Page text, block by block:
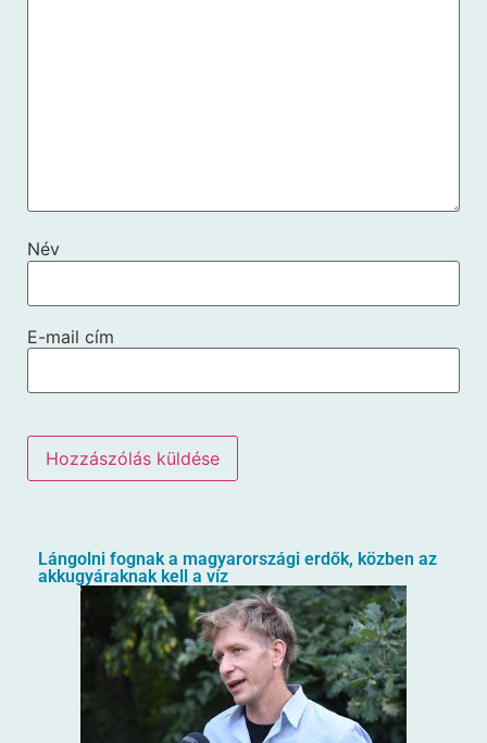
Név
E-mail cím
Lángolni fognak a magyarországi erdők, közben az
akkugyáraknak kell a víz